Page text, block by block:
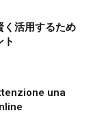
く活用するため
ト
una